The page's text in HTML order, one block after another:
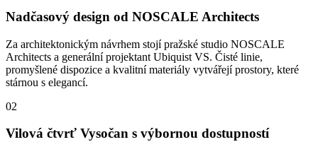
Nadčasový design od NOSCALE Architects
Za architektonickým návrhem stojí pražské studio NOSCALE
Architects a generální projektant Ubiquist VS. Čisté linie,
promyšlené dispozice a kvalitní materiály vytvářejí prostory, které
stárnou s elegancí.
02
Vilová čtvrť Vysočan s výbornou dostupností